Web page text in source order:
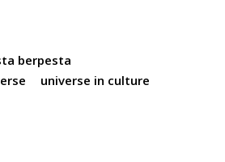
berpesta
universe in culture